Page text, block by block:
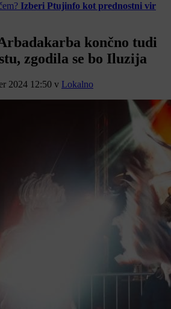
Izberi Ptujinfo kot prednostni vir
končno tudi
zgodila se bo Iluzija
2024 12:50 v Lokalno